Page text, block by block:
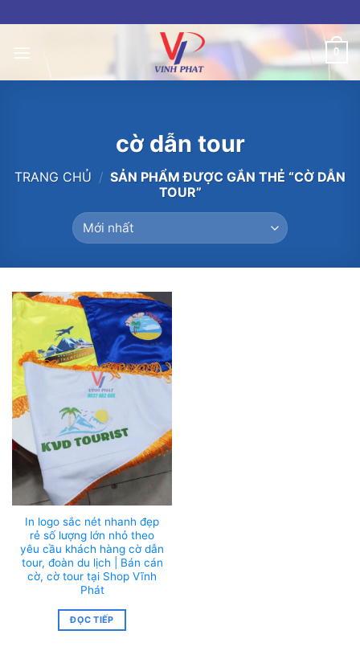
to
content
0
cờ dẫn tour
TRANG CHỦ / SẢN PHẨM ĐƯỢC GẮN THẺ “CỜ DẪN
TOUR”
In logo sắc nét nhanh đẹp
rẻ số lượng lớn nhỏ theo
yêu cầu khách hàng cờ dẫn
tour, đoàn du lịch | Bán cán
cờ, cờ tour tại Shop Vĩnh
Phát
ĐỌC TIẾP